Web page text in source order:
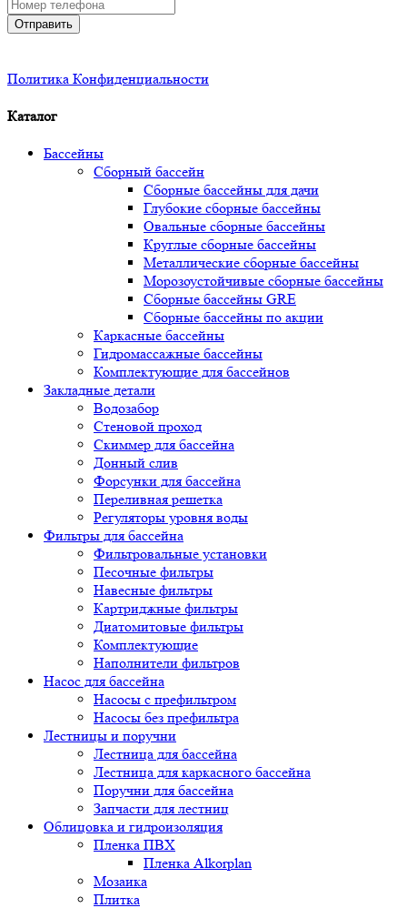
Отправить
Политика Конфиденциальности
Каталог
Бассейны
Сборный бассейн
Сборные бассейны для дачи
Глубокие сборные бассейны
Овальные сборные бассейны
Круглые сборные бассейны
Металлические сборные бассейны
Морозоустойчивые сборные бассейны
Сборные бассейны GRE
Сборные бассейны по акции
Каркасные бассейны
Гидромассажные бассейны
Комплектующие для бассейнов
Закладные детали
Водозабор
Стеновой проход
Скиммер для бассейна
Донный слив
Форсунки для бассейна
Переливная решетка
Регуляторы уровня воды
Фильтры для бассейна
Фильтровальные установки
Песочные фильтры
Навесные фильтры
Картриджные фильтры
Диатомитовые фильтры
Комплектующие
Наполнители фильтров
Насос для бассейна
Насосы с префильтром
Насосы без префильтра
Лестницы и поручни
Лестница для бассейна
Лестница для каркасного бассейна
Поручни для бассейна
Запчасти для лестниц
Облицовка и гидроизоляция
Пленка ПВХ
Пленка Alkorplan
Мозаика
Плитка